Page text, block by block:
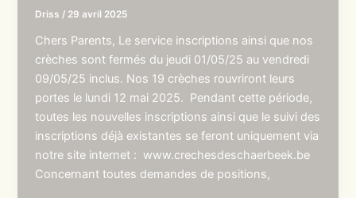
Driss / 29 avril 2025
Chers Parents, Le service inscriptions ainsi que nos
crèches sont fermés du jeudi 01/05/25 au vendredi
09/05/25 inclus. Nos 19 crèches rouvriront leurs
portes le lundi 12 mai 2025. Pendant cette période,
toutes les nouvelles inscriptions ainsi que le suivi des
inscriptions déjà existantes se feront uniquement via
notre site internet : www.crechesdeschaerbeek.be
Concernant toutes demandes de positions,